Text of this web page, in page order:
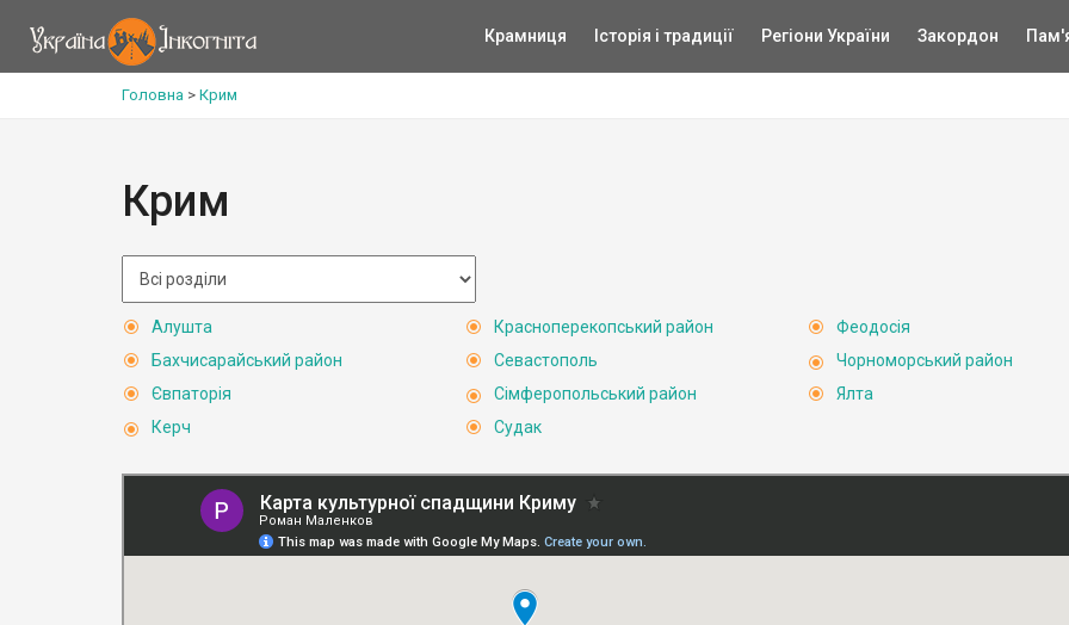
Крамниця Історія і традиції Регіони України Закордон
Головна > Крим
Крим
Алушта
Бахчисарайський район
Євпаторія
Керч
Красноперекопський район
Севастополь
Сімферопольський район
Судак
Феодосія
Чорноморський район
Ялта